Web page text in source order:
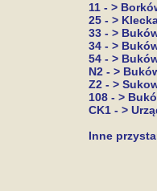
11 - >
25 - >
33 - >
34 - >
54 - >
N2 - >
Z2 - >
108 - >
CK1 - >
Inne